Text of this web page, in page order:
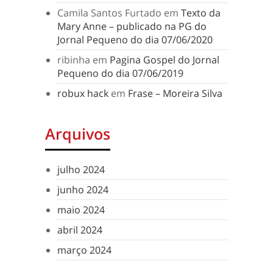
Camila Santos Furtado em Texto da
Mary Anne – publicado na PG do
Jornal Pequeno do dia 07/06/2020
ribinha em Pagina Gospel do Jornal
Pequeno do dia 07/06/2019
robux hack em Frase – Moreira Silva
Arquivos
julho 2024
junho 2024
maio 2024
abril 2024
março 2024